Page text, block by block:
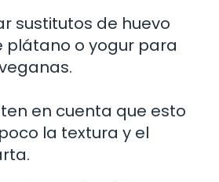
sustitutos de huevo
plátano o yogur para
en cuenta que esto
la textura y el